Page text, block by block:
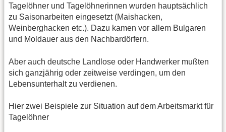
Tagelöhner und Tagelöhnerinnen wurden hauptsächlich
zu Saisonarbeiten eingesetzt (Maishacken,
Weinberghacken etc.). Dazu kamen vor allem Bulgaren
und Moldauer aus den Nachbardörfern.
Aber auch deutsche Landlose oder Handwerker mußten
sich ganzjährig oder zeitweise verdingen, um den
Lebensunterhalt zu verdienen.
Hier zwei Beispiele zur Situation auf dem Arbeitsmarkt für
Tagelöhner